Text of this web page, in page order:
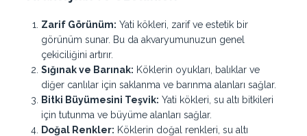
Zarif Görünüm: Yati kökleri, zarif ve estetik bir
görünüm sunar. Bu da akvaryumunuzun genel
çekiciliğini artırır.
Sığınak ve Barınak: Köklerin oyukları, balıklar ve
diğer canlılar için saklanma ve barınma alanları sağlar.
Bitki Büyümesini Teşvik: Yati kökleri, su altı bitkileri
için tutunma ve büyüme alanları sağlar.
Doğal Renkler: Köklerin doğal renkleri, su altı